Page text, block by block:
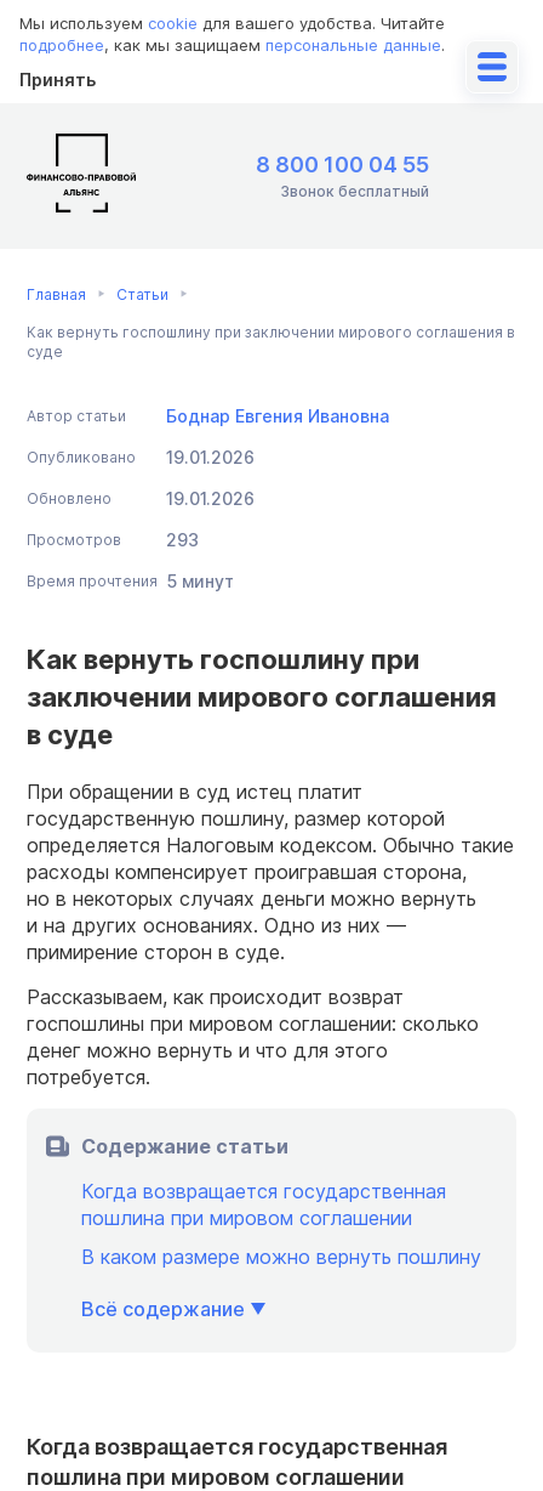
Мы используем cookie для вашего удобства. Читайте
подробнее, как мы защищаем персональные данные.
Принять
8 800 100 04 55
Звонок бесплатный
Главная Статьи
Как вернуть госпошлину при заключении мирового соглашения в
суде
Автор статьи Боднар Евгения Ивановна
Опубликовано 19.01.2026
Обновлено 19.01.2026
Просмотров 293
Время прочтения 5 минут
Как вернуть госпошлину при
заключении мирового соглашения
в суде
При обращении в суд истец платит
государственную пошлину, размер которой
определяется Налоговым кодексом. Обычно такие
расходы компенсирует проигравшая сторона,
но в некоторых случаях деньги можно вернуть
и на других основаниях. Одно из них —
примирение сторон в суде.
Рассказываем, как происходит возврат
госпошлины при мировом соглашении: сколько
денег можно вернуть и что для этого
потребуется.
Содержание статьи
Когда возвращается государственная
пошлина при мировом соглашении
В каком размере можно вернуть пошлину
Всё содержание
Когда возвращается государственная
пошлина при мировом соглашении